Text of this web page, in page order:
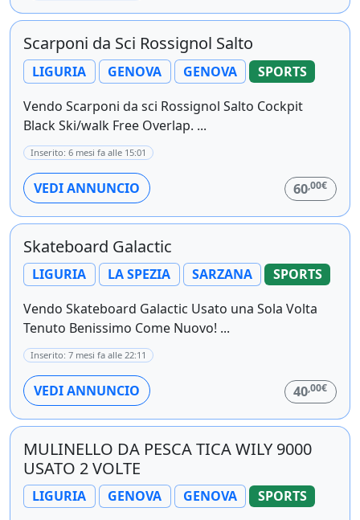
Scarponi da Sci Rossignol Salto
LIGURIA GENOVA GENOVA
SPORTS
Vendo Scarponi da sci Rossignol Salto Cockpit
Black Ski/walk Free Overlap. ...
Inserito: 6 mesi fa alle 15:01
VEDI ANNUNCIO 60,00€
Skateboard Galactic
LIGURIA LA SPEZIA SARZANA
SPORTS
Vendo Skateboard Galactic Usato una Sola Volta
Tenuto Benissimo Come Nuovo! ...
Inserito: 7 mesi fa alle 22:11
VEDI ANNUNCIO 40,00€
MULINELLO DA PESCA TICA WILY 9000
USATO 2 VOLTE
LIGURIA GENOVA GENOVA
SPORTS